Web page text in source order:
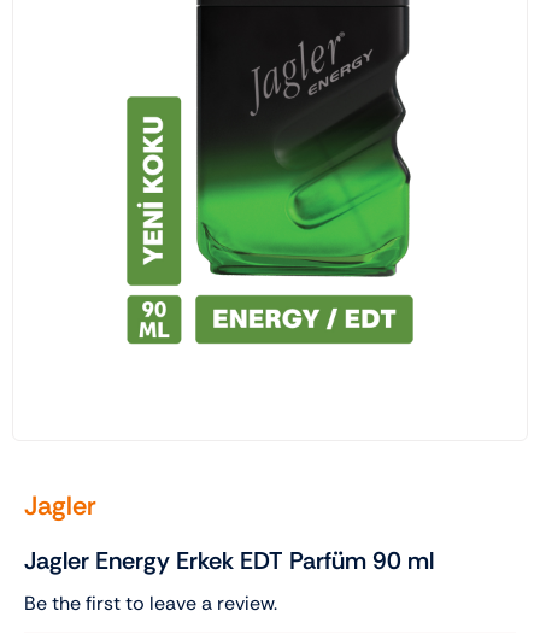
Vücut Spreyi
Jagler
Jagler Energy Erkek EDT Parfüm 90 ml
Be the first to leave a review.